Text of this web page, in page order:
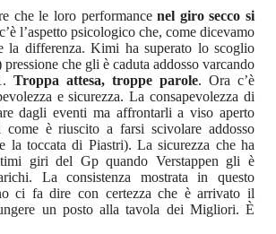
che le loro performancenel giro secco si
l’aspetto psicologico che, come dicevamo
la differenza. Kimi ha superato lo scoglio
che gli è caduta addosso varcando
Troppa attesa, troppe parole. Ora c’è
e sicurezza. La consapevolezza di
dagli eventi ma affrontarli a viso aperto
è riuscito a farsi scivolare addosso
la toccata di Piastri). La sicurezza che ha
giri del Gp quando Verstappen gli è
La consistenza mostrata in questo
ci fa dire con certezza che è arrivato il
un posto alla tavola dei Migliori. È